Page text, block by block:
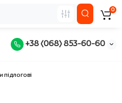
+38 (068) 853-60-60
0
підлогові